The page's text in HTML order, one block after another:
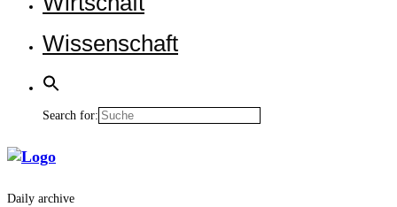
Wis­sen­schaft
Search for:
Daily archive